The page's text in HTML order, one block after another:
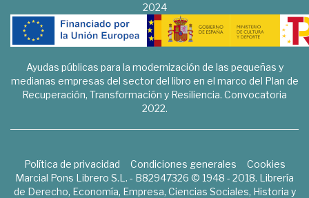
2024
Ayudas públicas para la modernización de las pequeñas y
medianas empresas del sector del libro en el marco del Plan de
Recuperación, Transformación y Resiliencia. Convocatoria
2022.
Política de privacidad Condiciones generales
Cookies
Marcial Pons Librero S.L. - B82947326 © 1948 - 2018. Librería
de Derecho, Economía, Empresa, Ciencias Sociales, Historia y